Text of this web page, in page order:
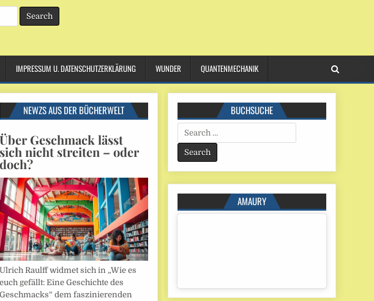
IMPRESSUM U. DATENSCHUTZERKLÄRUNG WUNDER QUANTENMECHANIK
NEWZS AUS DER BÜCHERWELT
Über Geschmack lässt
sich nicht streiten – oder
doch?
Ulrich Raulff widmet sich in „Wie es
euch gefällt: Eine Geschichte des
Geschmacks“ dem faszinierenden
BUCHSUCHE
Search
for:
AMAURY